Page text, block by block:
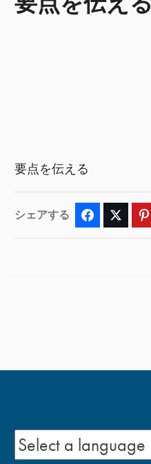
要点を伝える
シェアする Facebook Twitter